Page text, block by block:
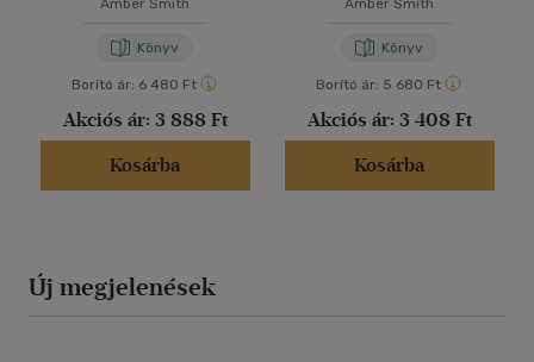
Amber Smith
Könyv
Borító ár: 6 480 Ft
Akciós ár: 3 888 Ft
Kosárba
Amber Smith
Könyv
Borító ár: 5 680 Ft
Akciós ár: 3 408 Ft
Kosárba
Új megjelenések